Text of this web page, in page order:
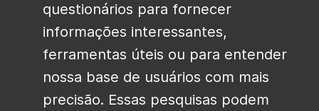
questionários para fornecer
informações interessantes,
ferramentas úteis ou para entender
nossa base de usuários com mais
precisão. Essas pesquisas podem